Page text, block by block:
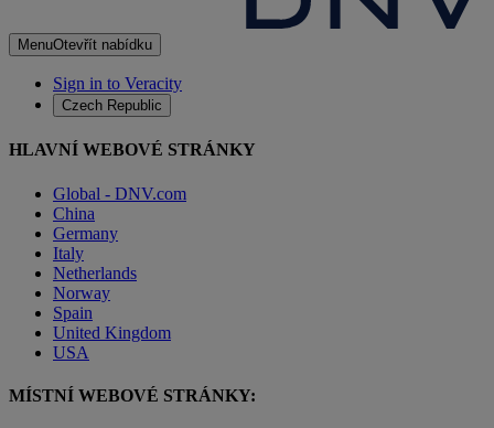
MenuOtevřít nabídku
Sign in to Veracity
Czech Republic
HLAVNÍ WEBOVÉ STRÁNKY
Global - DNV.com
China
Germany
Italy
Netherlands
Norway
Spain
United Kingdom
USA
MÍSTNÍ WEBOVÉ STRÁNKY: